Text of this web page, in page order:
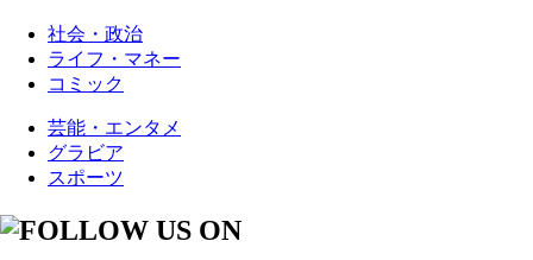
社会・政治
ライフ・マネー
コミック
芸能・エンタメ
グラビア
スポーツ